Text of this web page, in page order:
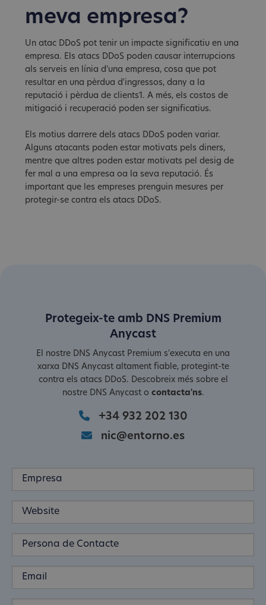
meva empresa?
Un atac DDoS pot tenir un impacte significatiu en una
empresa. Els atacs DDoS poden causar interrupcions
als serveis en línia d'una empresa, cosa que pot
resultar en una pèrdua d'ingressos, dany a la
reputació i pèrdua de clients1. A més, els costos de
mitigació i recuperació poden ser significatius.
Els motius darrere dels atacs DDoS poden variar.
Alguns atacants poden estar motivats pels diners,
mentre que altres poden estar motivats pel desig de
fer mal a una empresa oa la seva reputació. És
important que les empreses prenguin mesures per
protegir-se contra els atacs DDoS.
Protegeix-te amb DNS Premium
Anycast
El nostre DNS Anycast Premium s'executa en una
xarxa DNS Anycast altament fiable, protegint-te
contra els atacs DDoS. Descobreix més sobre el
nostre DNS Anycast o contacta'ns.
+34 932 202 130
nic@entorno.es